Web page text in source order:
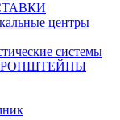
центры
системы